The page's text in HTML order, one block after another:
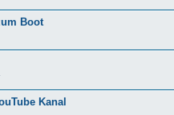
Boot
Kanal